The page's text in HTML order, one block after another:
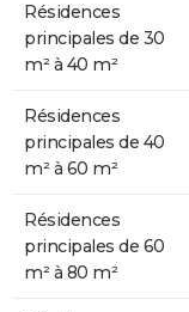
Résidences
principales de 30
m² à 40 m²
Résidences
principales de 40
m² à 60 m²
Résidences
principales de 60
m² à 80 m²